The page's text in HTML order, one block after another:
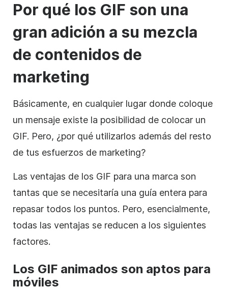
Por qué los GIF son una
gran adición a su mezcla
de contenidos de
marketing
Básicamente, en cualquier lugar donde coloque
un mensaje existe la posibilidad de colocar un
GIF. Pero, ¿por qué utilizarlos además del resto
de tus esfuerzos de marketing?
Las ventajas de los GIF para una marca son
tantas que se necesitaría una guía entera para
repasar todos los puntos. Pero, esencialmente,
todas las ventajas se reducen a los siguientes
factores.
Los GIF animados son aptos para
móviles